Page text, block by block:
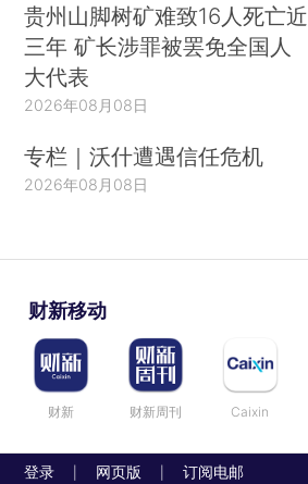
贵州山脚树矿难致16人死亡近
三年 矿长涉罪被罢免全国人
大代表
2026年08月08日
专栏｜沃什遭遇信任危机
2026年08月08日
财新移动
财新 财新周刊 Caixin
登录 网页版 订阅电邮